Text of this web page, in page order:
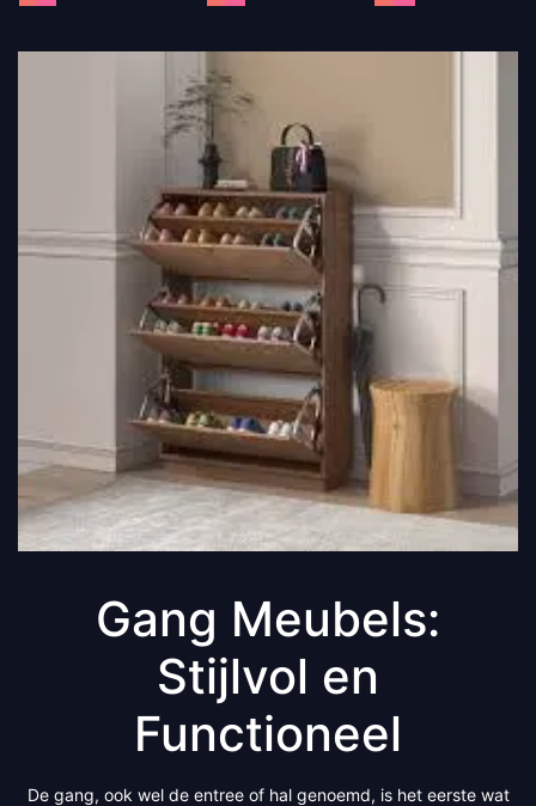
Gang Meubels:
Stijlvol en
Functioneel
De gang, ook wel de entree of hal genoemd, is het eerste wat